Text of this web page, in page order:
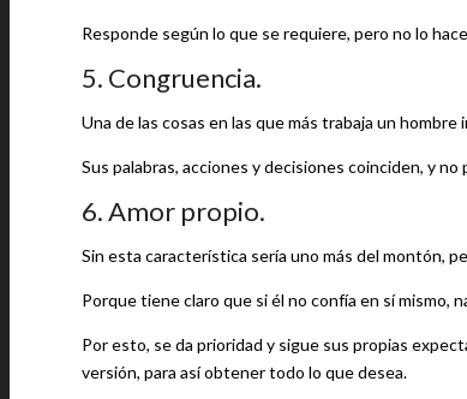
Responde según lo que se requiere, pero no lo
5. Congruencia.
Una de las cosas en las que más trabaja un
Sus palabras, acciones y decisiones coinciden, y
6. Amor propio.
Sin esta característica sería uno más del montón,
Porque tiene claro que si él no confía en sí mismo,
Por esto, se da prioridad y sigue sus propias
versión, para así obtener todo lo que desea.